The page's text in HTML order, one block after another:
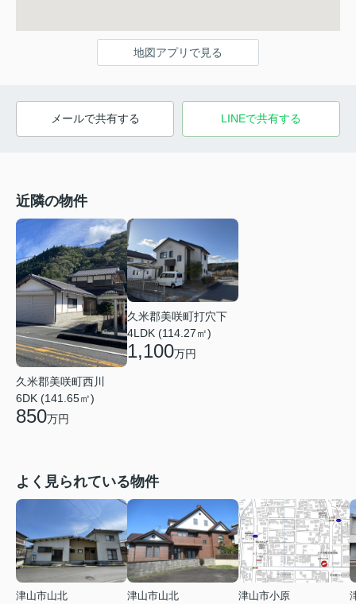
地図アプリで見る
メールで共有する LINEで共有する
近隣の物件
久米郡美咲町西川
6DK (141.65㎡)
850万円
久米郡美咲町打穴下
4LDK (114.27㎡)
1,100万円
よく見られている物件
津山市山北
津山市山北
津山市小原